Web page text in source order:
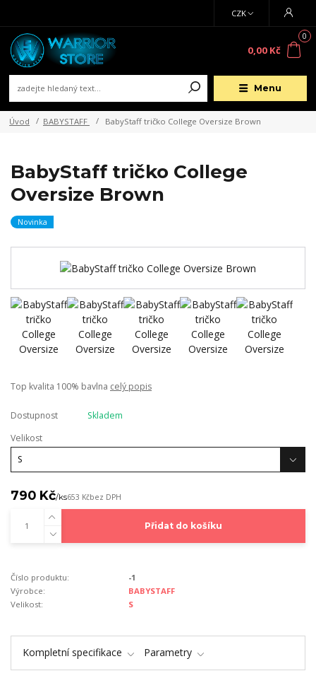
Menu
CZK
0
0,00 Kč
Úvod BABYSTAFF BabyStaff tričko College Oversize Brown
BabyStaff tričko College
Oversize Brown
Novinka
Top kvalita 100% bavlna celý popis
Dostupnost
Skladem
Velikost
790 Kč/ks653 Kčbez DPH
Přidat do košíku
Číslo produktu:
-1
Výrobce:
BABYSTAFF
Velikost:
S
Kompletní specifikace Parametry